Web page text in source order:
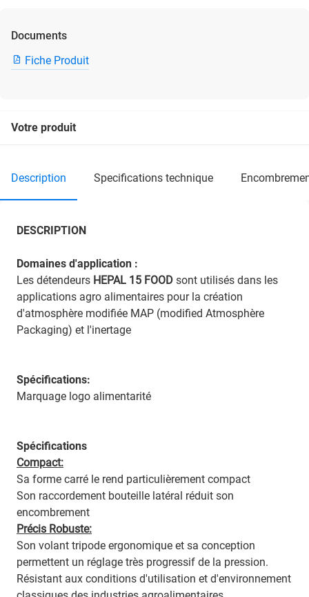
Documents
Fiche Produit
Votre produit
description specifications technique
DESCRIPTION
Domaines d'application :
Les détendeurs HEPAL 15 FOOD sont utilisés dans les
applications agro alimentaires pour la création
d'atmosphère modifiée MAP (modified Atmosphère
Packaging) et l'inertage
Spécifications:
Marquage logo alimentarité
Spécifications
Compact:
Sa forme carré le rend particulièrement compact
Son raccordement bouteille latéral réduit son
encombrement
Précis Robuste:
Son volant tripode ergonomique et sa conception
permettent un réglage très progressif de la pression.
Résistant aux conditions d'utilisation et d'environnement